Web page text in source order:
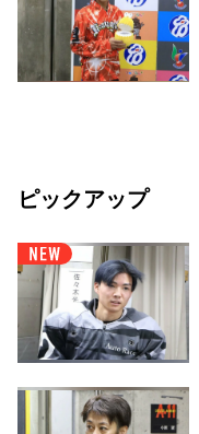
ピックアップ